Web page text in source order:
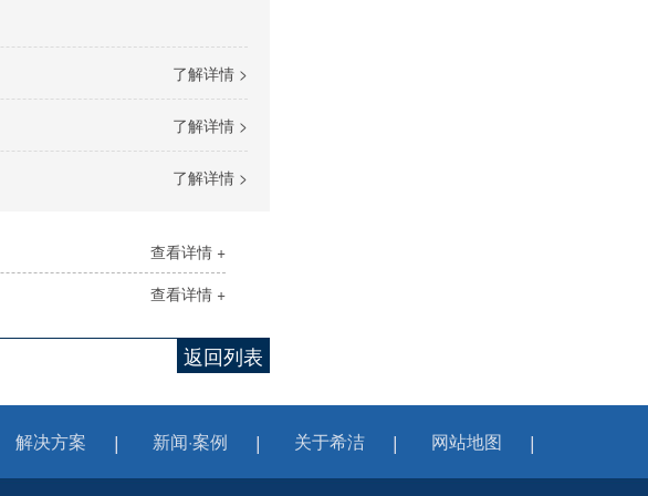
了解详情 >
了解详情 >
了解详情 >
查看详情 +
查看详情 +
返回列表
解决方案 新闻·案例 关于希洁 网站地图